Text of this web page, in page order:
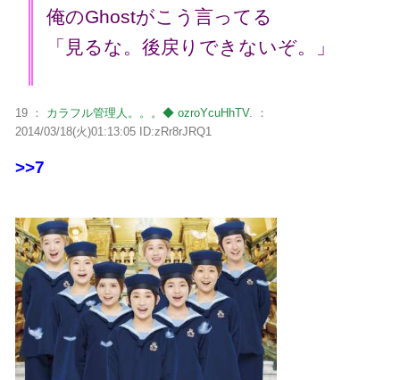
俺のGhostがこう言ってる
「見るな。後戻りできないぞ。」
19 ： カラフル管理人。。。◆ ozroYcuHhTV.
：
2014/03/18(火)01:13:05 ID:zRr8rJRQ1
>>7